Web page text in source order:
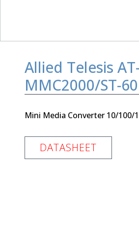
Allied Telesis AT-
MMC2000/ST-60
Mini Media Converter 10/100/
DATASHEET